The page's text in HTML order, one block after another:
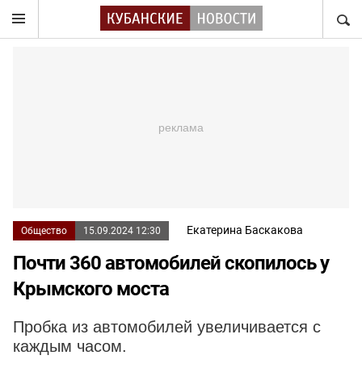
Общество 15.09.2024 12:30 Екатерина Баскакова
Почти 360 автомобилей скопилось у
Крымского моста
Пробка из автомобилей увеличивается с
каждым часом.